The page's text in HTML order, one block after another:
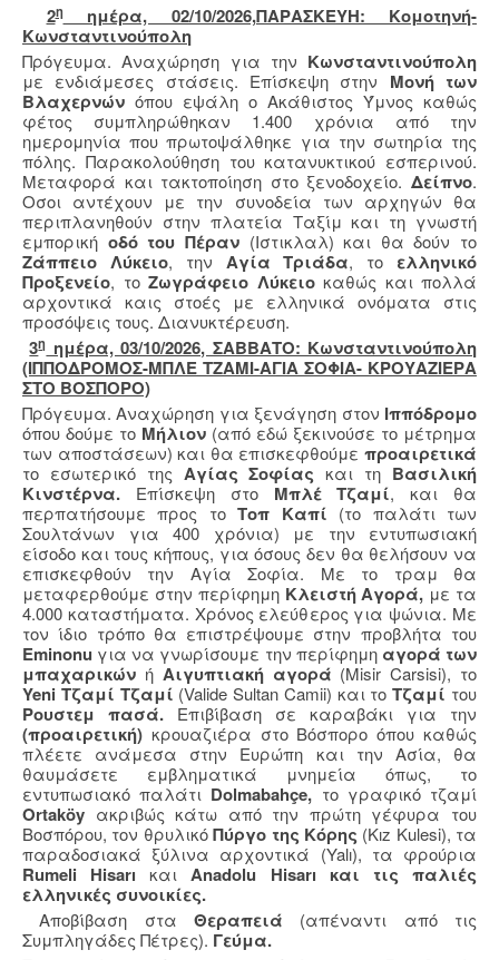
2η
ημέρα, 02/10/2026,ΠΑΡΑΣΚΕΥΗ: Κομοτηνή-
Κωνσταντινούπολη
Πρόγευμα. Αναχώρηση για την Κωνσταντινούπολη
με ενδιάμεσες στάσεις. Επίσκεψη στην Μονή των
Βλαχερνών όπου εψάλη ο Ακάθιστος Ύμνος καθώς
φέτος συμπληρώθηκαν 1.400 χρόνια από την
ημερομηνία που πρωτοψάλθηκε για την σωτηρία της
πόλης. Παρακολούθηση του κατανυκτικού εσπερινού.
Μεταφορά και τακτοποίηση στο ξενοδοχείο. Δείπνο.
Οσοι αντέχουν με την συνοδεία των αρχηγών θα
περιπλανηθούν στην πλατεία Ταξίμ και τη γνωστή
εμπορική οδό του Πέραν(Ιστικλαλ) και θα δούν το
Ζάππειο Λύκειο, την Αγία Τριάδα, το ελληνικό
Προξενείο, το Ζωγράφειο Λύκειοκαθώς και πολλά
αρχοντικά καις στοές με ελληνικά ονόματα στις
προσόψεις τους. Διανυκτέρευση.
3η ημέρα, 03/10/2026, ΣΑΒΒΑΤΟ: Κωνσταντινούπολη
(ΙΠΠΟΔΡΟΜΟΣ-ΜΠΛΕ ΤΖΑΜΙ-ΑΓΙΑ ΣΟΦΙΑ- ΚΡΟΥΑΖΙΕΡΑ
ΣΤΟ ΒΟΣΠΟΡΟ)
Πρόγευμα. Αναχώρηση για ξενάγηση στον Ιππόδρομο
όπου δούμε το Μήλιον (από εδώ ξεκινούσε το μέτρημα
των αποστάσεων) και θα επισκεφθούμε προαιρετικά
το εσωτερικό της Αγίας Σοφίαςκαι τη Βασιλική
Κινστέρνα. Επίσκεψη στο Μπλέ Τζαμί, και θα
περπατήσουμε προς τοΤοπ Καπί (το παλάτι των
Σουλτάνων για 400 χρόνια) με την εντυπωσιακή
είσοδο και τους κήπους, για όσους δεν θα θελήσουν να
επισκεφθούν την Αγία Σοφία. Με το τραμ θα
μεταφερθούμε στην περίφημη Κλειστή Αγορά, με τα
4.000 καταστήματα. Χρόνος ελεύθερος για ψώνια. Με
τον ίδιο τρόπο θα επιστρέψουμε στην προβλήτα του
Eminonu για να γνωρίσουμε την περίφημη αγορά των
μπαχαρικών ήΑιγυπτιακή αγορά (Misir Carsisi), το
Yeni Τζαμί Τζαμί (Valide Sultan Camii) και το Τζαμί του
Ρουστεμ πασά. Επιβίβαση σε καραβάκι για την
(προαιρετική) κρουαζιέρα στο Βόσπορο όπου καθώς
πλέετε ανάμεσα στην Ευρώπη και την Ασία, θα
θαυμάσετε εμβληματικά μνημεία όπως, το
εντυπωσιακό παλάτι Dolmabahçe, το γραφικό τζαμί
Ortaköy ακριβώς κάτω από την πρώτη γέφυρα του
Βοσπόρου, τον θρυλικόΠύργο της Κόρης (Kız Kulesi), τα
παραδοσιακά ξύλινα αρχοντικά (Yalı), τα φρούρια
Rumeli Hisarı και Anadolu Hisarı και τις παλιές
ελληνικές συνοικίες.
Αποβίβαση στα Θεραπειά (απέναντι από τις
Συμπληγάδες Πέτρες). Γεύμα.